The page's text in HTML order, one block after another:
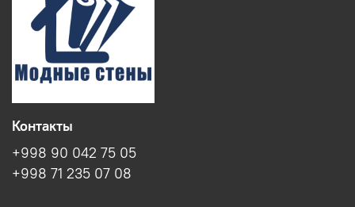
Контакты
+998 90 042 75 05
+998 71 235 07 08